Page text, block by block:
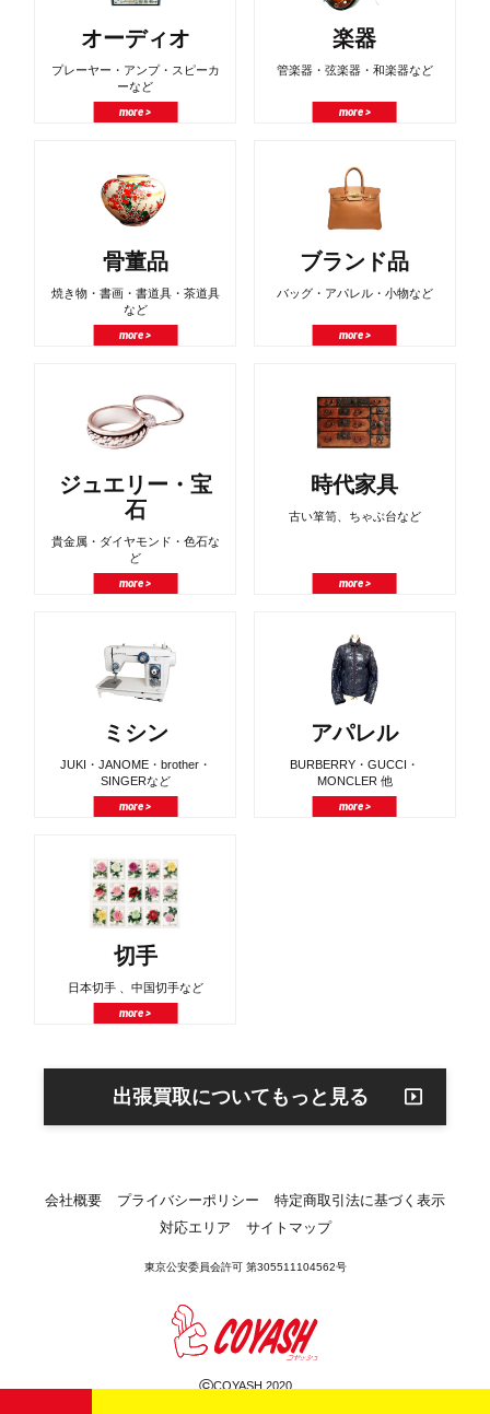
オーディオ
プレーヤー・アンプ・スピーカ
ーなど
more >
楽器
管楽器・弦楽器・和楽器など
more >
骨董品
焼き物・書画・書道具・茶道具
など
more >
ブランド品
バッグ・アパレル・小物など
more >
ジュエリー・宝
石
貴金属・ダイヤモンド・色石な
ど
more >
時代家具
古い箪笥、ちゃぶ台など
more >
ミシン
JUKI・JANOME・brother・
SINGERなど
more >
アパレル
BURBERRY・GUCCI・
MONCLER 他
more >
切手
日本切手 、中国切手など
more >
出張買取についてもっと見る
会社概要 プライバシーポリシー
特定商取引法に基づく表示
対応エリア
サイトマップ
東京公安委員会許可 第305511104562号
©COYASH 2020